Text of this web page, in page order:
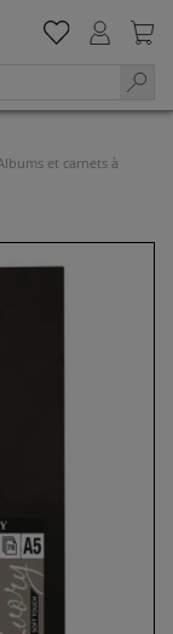
et carnets à